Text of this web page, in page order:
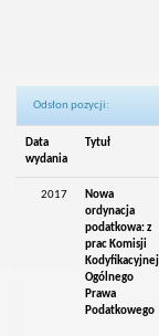
Odsłon pozycji:
Data
wydania
Tytuł
2017
Nowa
ordynacja
podatkowa: z
prac Komisji
Kodyfikacyjnej
Ogólnego
Prawa
Podatkowego